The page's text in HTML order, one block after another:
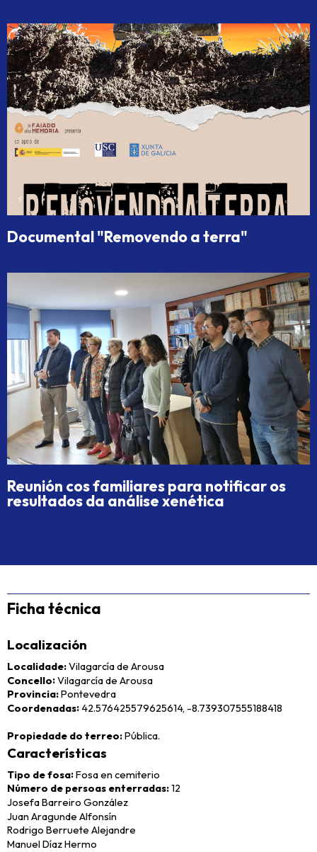
Documental "Removendo a terra"
Reunión cos familiares para notificar os
resultados da análise xenética
Ficha técnica
Localización
Localidade Vilagarcía de Arousa
Concello Vilagarcía de Arousa
Provincia Pontevedra
Coordenadas 42.576425579625614, -8.739307555188418
Propiedade do terreo Pública.
Características
Tipo de fosa Fosa en cemiterio
Número de persoas enterradas 12
Josefa Barreiro González
Juan Aragunde Alfonsín
Rodrigo Berruete Alejandre
Manuel Díaz Hermo